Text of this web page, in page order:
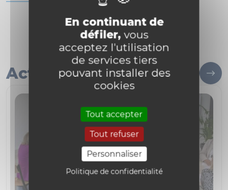
En continuant de
défiler,vous
acceptez l'utilisation
de services tiers
pouvant installer des
cookies
Tout accepter
Tout refuser
Personnaliser
Politique de confidentialité
Actualités